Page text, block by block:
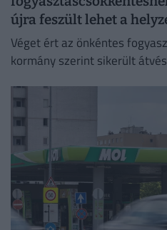
újra feszült lehet a
Véget ért az önkéntes
kormány szerint sikerült